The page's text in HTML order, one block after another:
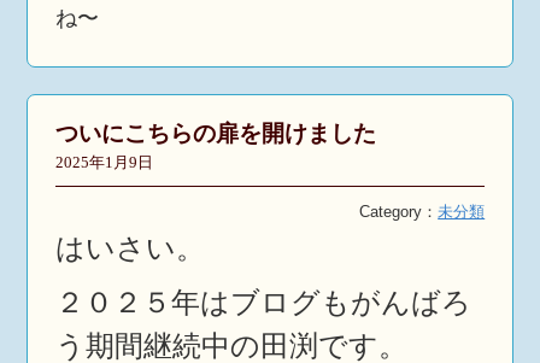
ね〜
ついにこちらの扉を開けました
2025年1月9日
Category：未分類
はいさい。
２０２５年はブログもがんばろ
う期間継続中の田渕です。